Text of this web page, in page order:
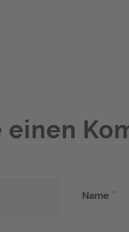
Name *